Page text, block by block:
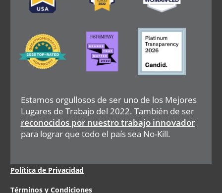
Estamos orgullosos de ser uno de los Mejores
Lugares de Trabajo del 2022. También de ser
reconocidos por nuestro trabajo innovador
para lograr que todo el país sea No-Kill.
Image
Image Image
Legal
Política de Privacidad
Términos y Condiciones